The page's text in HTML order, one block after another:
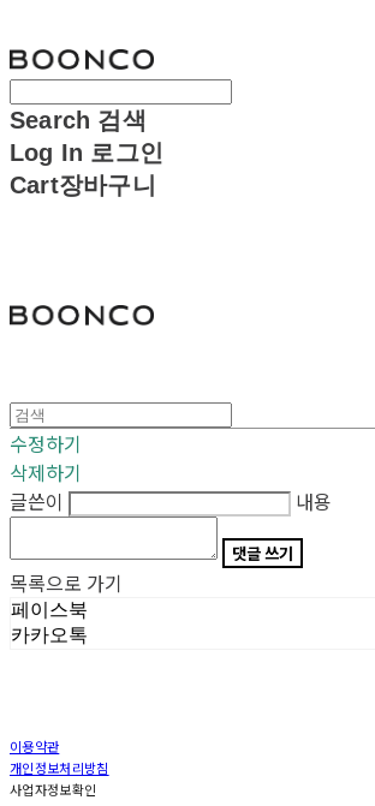
Search 검색
Log In 로그인
Cart장바구니
수정하기
삭제하기
글쓴이
내용
댓글 쓰기
목록으로 가기
페이스북
카카오톡
이용약관
개인정보처리방침
사업자정보확인